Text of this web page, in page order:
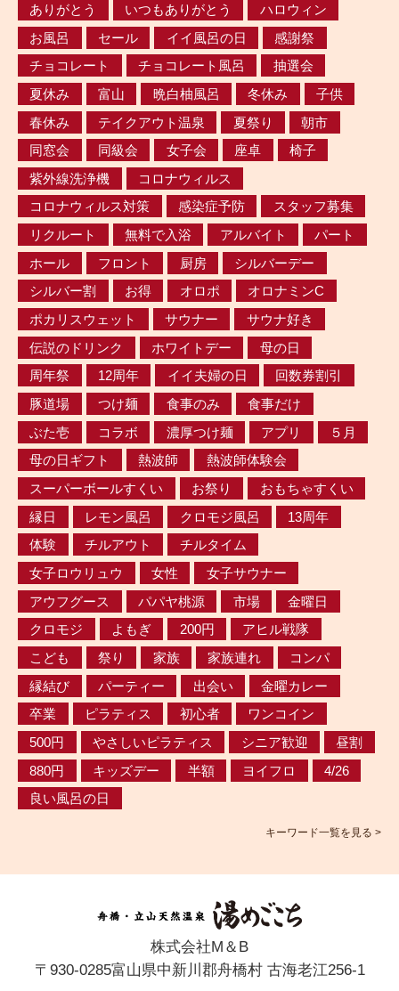
ありがとう
いつもありがとう
ハロウィン
お風呂
セール イイ風呂の日
感謝祭
チョコレート
チョコレート風呂
抽選会
夏休み
富山 晩白柚風呂 冬休み
子供
春休み
テイクアウト温泉 夏祭り
朝市
同窓会
同級会 女子会 座卓
椅子
紫外線洗浄機
コロナウィルス
コロナウィルス対策
感染症予防
スタッフ募集
リクルート
無料で入浴 アルバイト
パート
ホール
フロント 厨房
シルバーデー
シルバー割
お得 オロポ
オロナミンC
ポカリスウェット
サウナー
サウナ好き
伝説のドリンク
ホワイトデー
母の日
周年祭
12周年 イイ夫婦の日
回数券割引
豚道場
つけ麺 食事のみ
食事だけ
ぶた壱
コラボ 濃厚つけ麺 アプリ
５月
母の日ギフト
熱波師
熱波師体験会
スーパーボールすくい
お祭り
おもちゃすくい
縁日
レモン風呂 クロモジ風呂
13周年
体験
チルアウト
チルタイム
女子ロウリュウ
女性
女子サウナー
アウフグース
パパヤ桃源 市場
金曜日
クロモジ
よもぎ 200円
アヒル戦隊
こども
祭り 家族 家族連れ
コンパ
縁結び
パーティー 出会い
金曜カレー
卒業
ピラティス 初心者
ワンコイン
500円
やさしいピラティス シニア歓迎
昼割
880円
キッズデー 半額 ヨイフロ
4/26
良い風呂の日
キーワード一覧を見る >
株式会社M＆B
〒930-0285富山県中新川郡舟橋村 古海老江256-1